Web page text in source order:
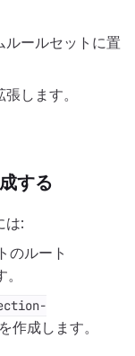
ルールセットに置
します。
する
は:
のルート
作成します。